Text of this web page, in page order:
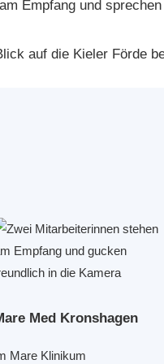
Med Kronshagen
Mare Klinikum